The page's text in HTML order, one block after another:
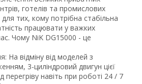
готелів та промислових
тих, кому потрібна стабільна
працювати у важких
Чому NiK DG15000 - це
На відміну від моделей з
3-циліндровий двигун цієї
перегріву навіть при роботі 24 / 7